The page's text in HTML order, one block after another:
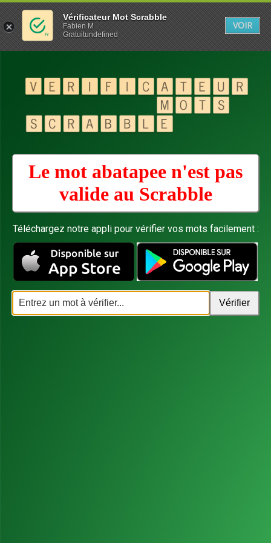
Le mot abatapee n'est pas
valide au Scrabble
Téléchargez notre appli pour vérifier vos mots facilement :
Vérificateur Mot Scrabble
Fabien M
Gratuitundefined
VOIR